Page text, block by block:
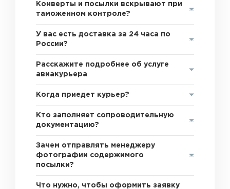
Конверты и посылки вскрывают при
таможенном контроле?
У вас есть доставка за 24 часа по
России?
Расскажите подробнее об услуге
авиакурьера
Когда приедет курьер?
Кто заполняет сопроводительную
документацию?
Зачем отправлять менеджеру
фотографии содержимого
посылки?
Что нужно, чтобы оформить заявку